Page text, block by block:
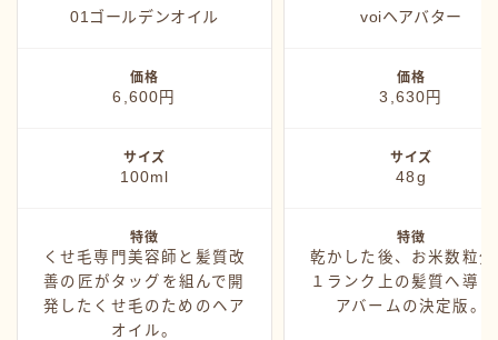
シャンプー
トリートメント
ヘアグッズ
01ゴールデンオイル
価格
6,600円
サイズ
100ml
特徴
くせ毛専門美容師と髪質改
善の匠がタッグを組んで開
発したくせ毛のためのヘア
オイル。
voiヘアバター
価格
3,630円
サイズ
48g
特徴
乾かした後、お米数粒
１ランク上の髪質へ導
アバームの決定版。